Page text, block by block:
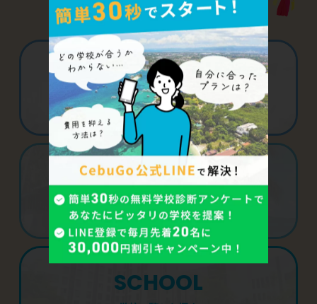
PURPOSE
目的から探す
AREA
地域から探す
SCHOOL